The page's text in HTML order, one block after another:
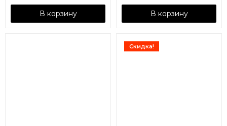
В корзину В корзину
Скидка!